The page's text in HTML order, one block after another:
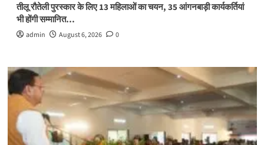
तीलू रौतेली पुरस्कार के लिए 13 महिलाओं का चयन, 35 आंगनबाड़ी कार्यकर्तियां
भी होंगी सम्मानित…
admin August 6, 2026 0